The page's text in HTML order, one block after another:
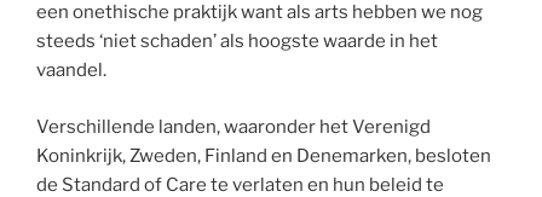
een onethische praktijk want als arts hebben we nog
steeds ‘niet schaden’ als hoogste waarde in het
vaandel.
Verschillende landen, waaronder het Verenigd
Koninkrijk, Zweden, Finland en Denemarken, besloten
de Standard of Care te verlaten en hun beleid te